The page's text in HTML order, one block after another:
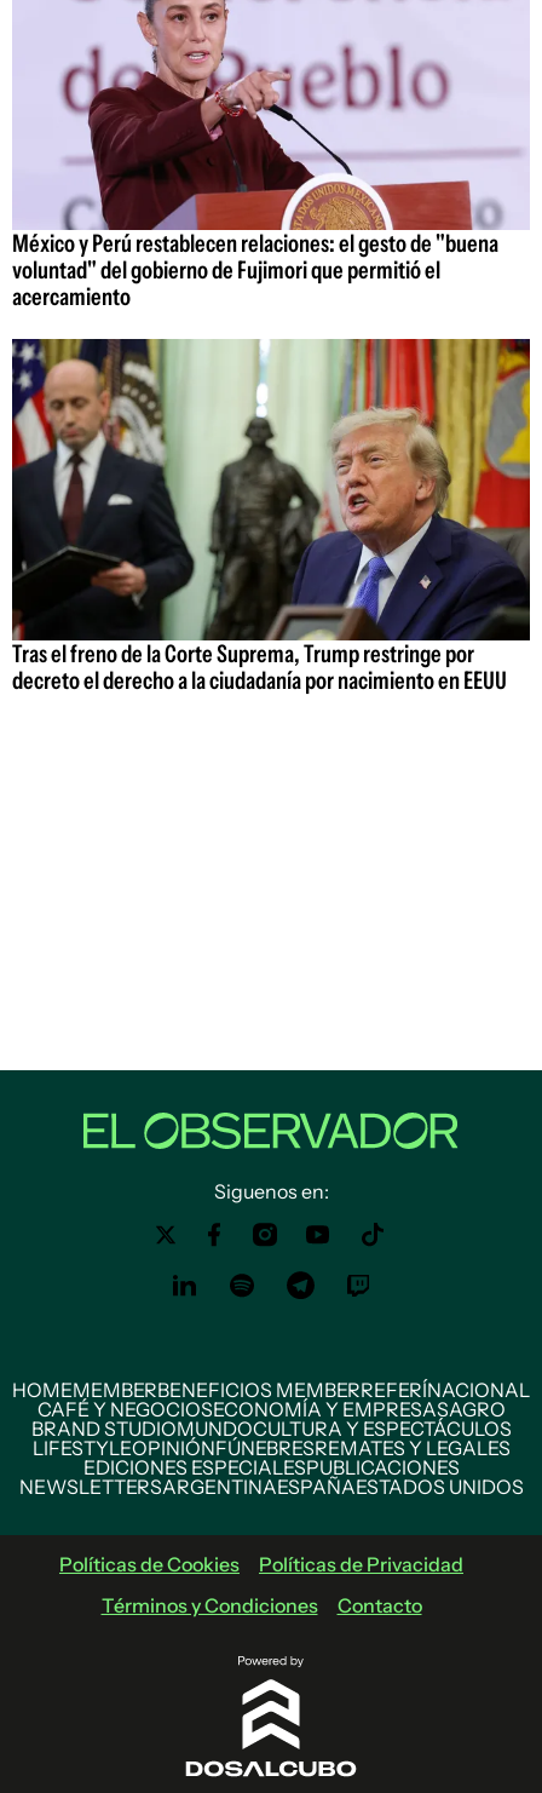
México y Perú restablecen relaciones: el gesto de "buena
voluntad" del gobierno de Fujimori que permitió el
acercamiento
Tras el freno de la Corte Suprema, Trump restringe por
decreto el derecho a la ciudadanía por nacimiento en EEUU
Siguenos en:
HOMEMEMBERBENEFICIOS MEMBERREFERÍNACIONAL
CAFÉ Y NEGOCIOSECONOMÍA Y EMPRESASAGRO
BRAND STUDIOMUNDOCULTURA Y ESPECTÁCULOS
LIFESTYLEOPINIÓNFÚNEBRESREMATES Y LEGALES
EDICIONES ESPECIALESPUBLICACIONES
NEWSLETTERSARGENTINAESPAÑAESTADOS UNIDOS
Políticas de Cookies
Políticas de Privacidad
Términos y Condiciones
Contacto